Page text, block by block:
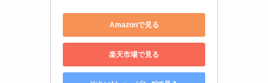
Amazonで見る
楽天市場で見る